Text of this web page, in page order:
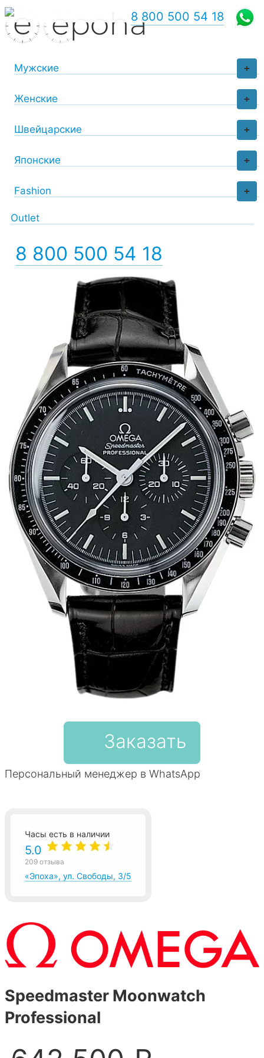
+
Мужские
+
Женские
+
Швейцарские
+
Японские
+
Fashion
Outlet
8 800 500 54 18
8 800 500 54 18
Заказать
Персональный менеджер в WhatsApp
Часы есть в наличии
5.0
209 отзыва
«Эпоха», ул. Свободы, 3/5
Speedmaster Moonwatch
Professional